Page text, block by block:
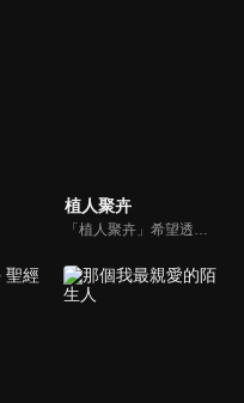
植人聚卉
「植人聚卉」希望透過植物將家更凝聚在一起，帶銀髮族認識在我們生活周遭的植物，介紹其特性與照顧方式，讓爺爺奶奶與孫子、家人到外散步時，可以一起放慢腳步，欣賞、討論沿路所看到的花草樹木。而在家中也可以一同種植植栽，不僅美化居家環境，在過程中還可以療癒身心，並創造和家人間的話題與回憶。